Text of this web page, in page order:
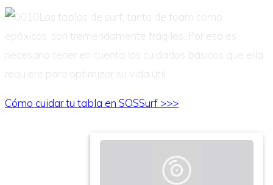
Las tablas de surf, tanto de foam como
epóxicas, son tremendamente frágiles. Por eso es
necesario tener en cuenta los cuidados básicos que ella
requiere para optimizar su vida útil.
Cómo cuidar tu tabla en SOSSurf >>>